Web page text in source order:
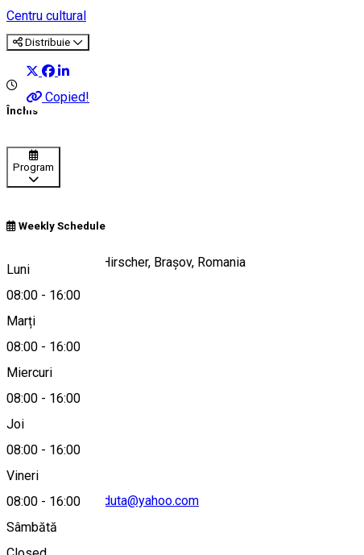
Centru cultural
Distribuie
Copied!
Închis
Program
Weekly Schedule
Luni
08:00 - 16:00
Marți
08:00 - 16:00
Miercuri
08:00 - 16:00
Joi
08:00 - 16:00
Vineri
08:00 - 16:00
Sâmbătă
Strada Apollonia Hirscher, Brașov, Romania
Hartă
centrulcultural_reduta@yahoo.com